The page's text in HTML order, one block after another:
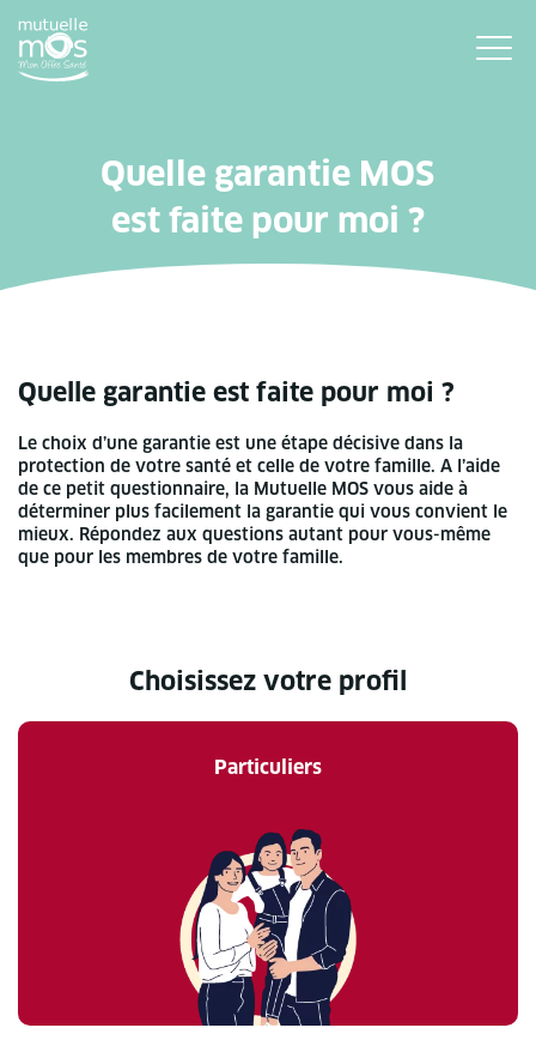
Quelle garantie MOS
est faite pour moi ?
Quelle garantie est faite pour moi ?
Le choix d’une garantie est une étape décisive dans la
protection de votre santé et celle de votre famille. A l’aide
de ce petit questionnaire, la Mutuelle MOS vous aide à
déterminer plus facilement la garantie qui vous convient le
mieux. Répondez aux questions autant pour vous-même
que pour les membres de votre famille.
Choisissez votre profil
Particuliers